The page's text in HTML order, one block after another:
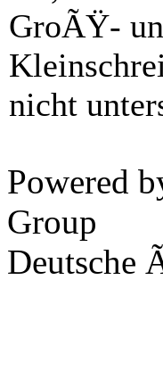
GroÃŸ-
nicht
Powered
Group
Deutsche